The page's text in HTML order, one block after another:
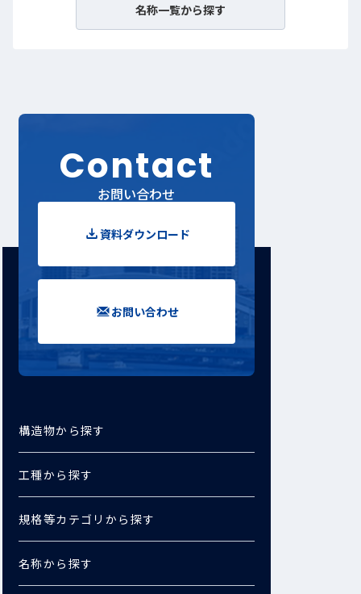
名称一覧から探す
Contact
お問い合わせ
資料ダウンロード
お問い合わせ
構造物から探す
工種から探す
規格等カテゴリから探す
名称から探す